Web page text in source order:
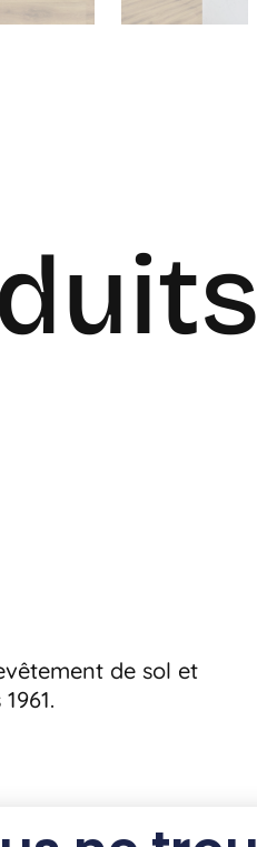
de sol et